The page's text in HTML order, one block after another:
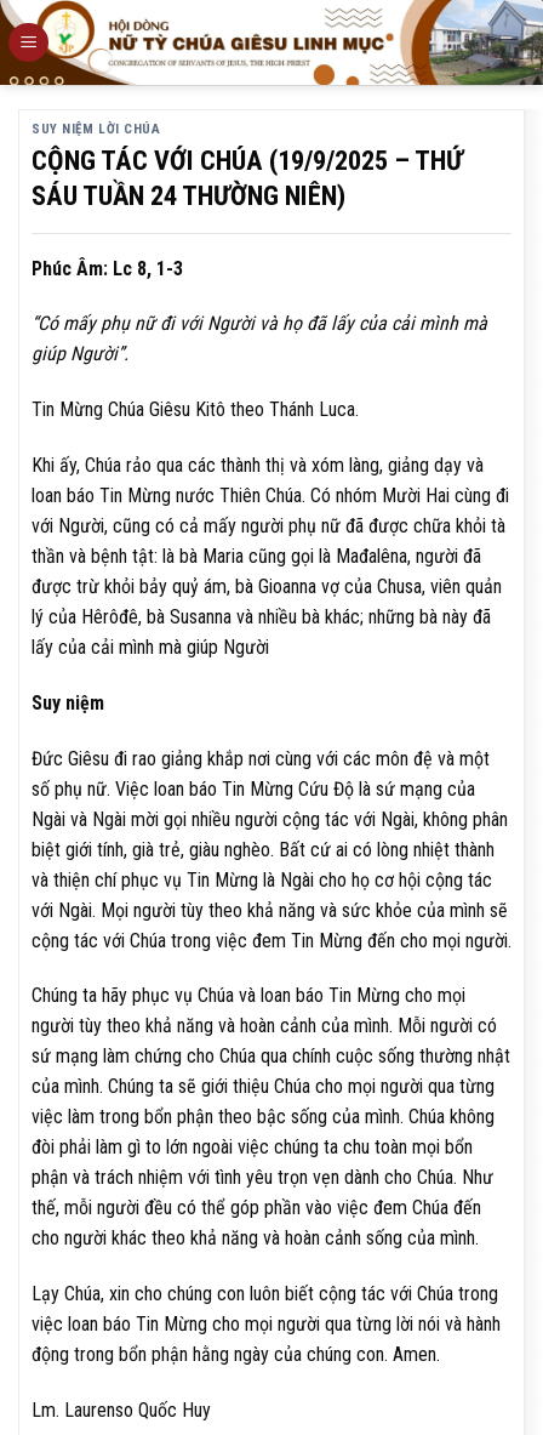
Skip
to
content
SUY NIỆM LỜI CHÚA
CỘNG TÁC VỚI CHÚA (19/9/2025 – THỨ
SÁU TUẦN 24 THƯỜNG NIÊN)
Phúc Âm: Lc 8, 1-3
“Có mấy phụ nữ đi với Người và họ đã lấy của cải mình mà
giúp Người”.
Tin Mừng Chúa Giêsu Kitô theo Thánh Luca.
Khi ấy, Chúa rảo qua các thành thị và xóm làng, giảng dạy và
loan báo Tin Mừng nước Thiên Chúa. Có nhóm Mười Hai cùng đi
với Người, cũng có cả mấy người phụ nữ đã được chữa khỏi tà
thần và bệnh tật: là bà Maria cũng gọi là Mađalêna, người đã
được trừ khỏi bảy quỷ ám, bà Gioanna vợ của Chusa, viên quản
lý của Hêrôđê, bà Susanna và nhiều bà khác; những bà này đã
lấy của cải mình mà giúp Người
Suy niệm
Đức Giêsu đi rao giảng khắp nơi cùng với các môn đệ và một
số phụ nữ. Việc loan báo Tin Mừng Cứu Độ là sứ mạng của
Ngài và Ngài mời gọi nhiều người cộng tác với Ngài, không phân
biệt giới tính, già trẻ, giàu nghèo. Bất cứ ai có lòng nhiệt thành
và thiện chí phục vụ Tin Mừng là Ngài cho họ cơ hội cộng tác
với Ngài. Mọi người tùy theo khả năng và sức khỏe của mình sẽ
cộng tác với Chúa trong việc đem Tin Mừng đến cho mọi người.
Chúng ta hãy phục vụ Chúa và loan báo Tin Mừng cho mọi
người tùy theo khả năng và hoàn cảnh của mình. Mỗi người có
sứ mạng làm chứng cho Chúa qua chính cuộc sống thường nhật
của mình. Chúng ta sẽ giới thiệu Chúa cho mọi người qua từng
việc làm trong bổn phận theo bậc sống của mình. Chúa không
đòi phải làm gì to lớn ngoài việc chúng ta chu toàn mọi bổn
phận và trách nhiệm với tình yêu trọn vẹn dành cho Chúa. Như
thế, mỗi người đều có thể góp phần vào việc đem Chúa đến
cho người khác theo khả năng và hoàn cảnh sống của mình.
Lạy Chúa, xin cho chúng con luôn biết cộng tác với Chúa trong
việc loan báo Tin Mừng cho mọi người qua từng lời nói và hành
động trong bổn phận hằng ngày của chúng con. Amen.
Lm. Laurenso Quốc Huy